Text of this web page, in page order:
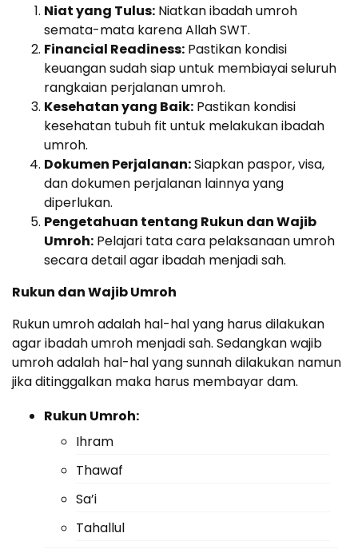
Niat yang Tulus: Niatkan ibadah umroh
semata-mata karena Allah SWT.
Financial Readiness: Pastikan kondisi
keuangan sudah siap untuk membiayai seluruh
rangkaian perjalanan umroh.
Kesehatan yang Baik: Pastikan kondisi
kesehatan tubuh fit untuk melakukan ibadah
umroh.
Dokumen Perjalanan:Siapkan paspor, visa,
dan dokumen perjalanan lainnya yang
diperlukan.
Pengetahuan tentang Rukun dan Wajib
Umroh: Pelajari tata cara pelaksanaan umroh
secara detail agar ibadah menjadi sah.
Rukun dan Wajib Umroh
Rukun umroh adalah hal-hal yang harus dilakukan
agar ibadah umroh menjadi sah. Sedangkan wajib
umroh adalah hal-hal yang sunnah dilakukan namun
jika ditinggalkan maka harus membayar dam.
Rukun Umroh:
Ihram
Thawaf
Sa’i
Tahallul